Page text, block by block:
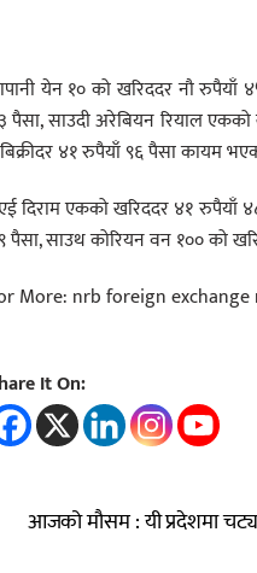
येन १० को खरिददर नौ रुपैयाँ
पैसा, साउदी अरेबियन रियाल
४१ रुपैयाँ ९६ पैसा कायम
दिराम एकको खरिददर ४१ रुपैयाँ
पैसा, साउथ कोरियन वन १०० को
More: nrb foreign
It On:
आजको मौसम : यी प्रदेशमा